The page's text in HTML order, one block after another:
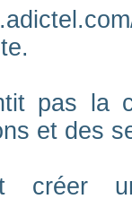
pas la
et des
créer